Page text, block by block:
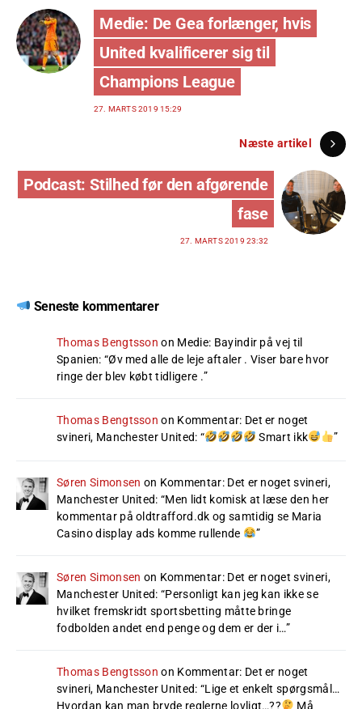
Medie: De Gea forlænger, hvis
United kvalificerer sig til
Champions League
27. MARTS 2019 15:29
Næste artikel
Podcast: Stilhed før den afgørende
fase
27. MARTS 2019 23:32
Seneste kommentarer
Thomas Bengtsson on Medie: Bayindir på vej til
Spanien: “Øv med alle de leje aftaler . Viser bare hvor
ringe der blev købt tidligere .”
Thomas Bengtsson on Kommentar: Det er noget
svineri, Manchester United: “ Smart ikk ”
Søren Simonsen on Kommentar: Det er noget svineri,
Manchester United: “Men lidt komisk at læse den her
kommentar på oldtrafford.dk og samtidig se Maria
Casino display ads komme rullende
”
Søren Simonsen on Kommentar: Det er noget svineri,
Manchester United: “Personligt kan jeg kan ikke se
hvilket fremskridt sportsbetting måtte bringe
fodbolden andet end penge og dem er der i…”
Thomas Bengtsson on Kommentar: Det er noget
svineri, Manchester United: “Lige et enkelt spørgsmål…
Hvordan kan man bryde reglerne lovligt…??
Må